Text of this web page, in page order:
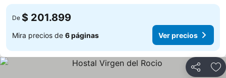
De $ 201.899
Mira precios de 6 páginas Ver precios
Compartir